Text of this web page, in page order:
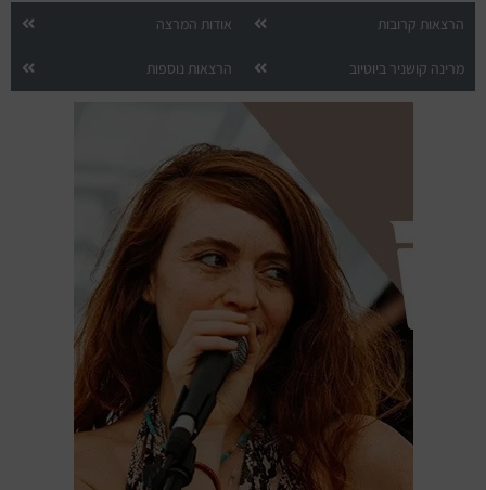
הצגות ילדים
הופעות חיות
מחול ובלט
קונצרטים
הרצאות
סרטים
חופשה והופעה
הרצאות קרובות אודות המרצה
מרינה קושניר ביוטיוב הרצאות נוספות